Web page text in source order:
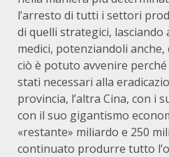
l’arresto di tutti i settori
di quelli strategici,
medici, potenziandoli
ciò è potuto avvenire
stati necessari alla
provincia, l’altra Cina, con i
con il suo gigantismo
«restante» miliardo e 250
continuato produrre tutto